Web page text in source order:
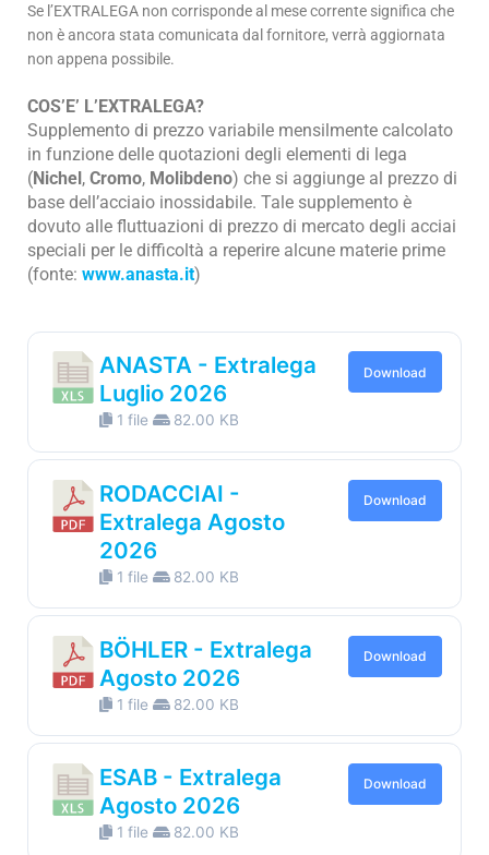
Se l’EXTRALEGA non corrisponde al mese corrente significa che
non è ancora stata comunicata dal fornitore, verrà aggiornata
non appena possibile.
COS’E’ L’EXTRALEGA?
Supplemento di prezzo variabile mensilmente calcolato
in funzione delle quotazioni degli elementi di lega
(Nichel, Cromo, Molibdeno) che si aggiunge al prezzo di
base dell’acciaio inossidabile. Tale supplemento è
dovuto alle fluttuazioni di prezzo di mercato degli acciai
speciali per le difficoltà a reperire alcune materie prime
(fonte: www.anasta.it)
ANASTA - Extralega
Luglio 2026
1 file 82.00 KB
Download
RODACCIAI -
Extralega Agosto
2026
1 file 82.00 KB
Download
BÖHLER - Extralega
Agosto 2026
1 file 82.00 KB
Download
ESAB - Extralega
Agosto 2026
1 file 82.00 KB
Download